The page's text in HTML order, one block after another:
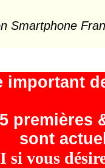
Smartphone
important
premières
sont
vous